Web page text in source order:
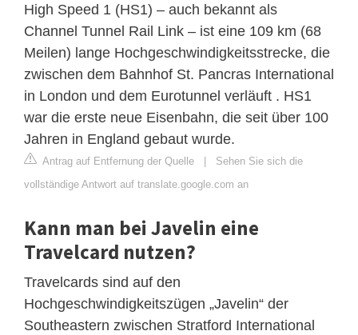
High Speed ​​1 (HS1) – auch bekannt als
Channel Tunnel Rail Link – ist eine 109 km (68
Meilen) lange Hochgeschwindigkeitsstrecke, die
zwischen dem Bahnhof St. Pancras International
in London und dem Eurotunnel verläuft . HS1
war die erste neue Eisenbahn, die seit über 100
Jahren in England gebaut wurde.
Antrag auf Entfernung der Quelle | Sehen Sie sich die
vollständige Antwort auf translate.google.com an
Kann man bei Javelin eine
Travelcard nutzen?
Travelcards sind auf den
Hochgeschwindigkeitszügen „Javelin“ der
Southeastern zwischen Stratford International